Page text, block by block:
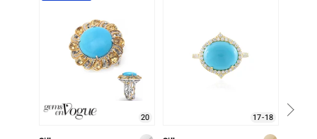
20 17-18